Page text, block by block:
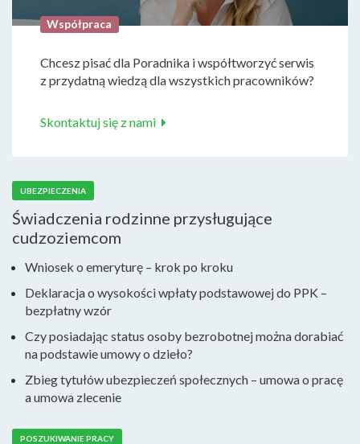
Współpraca
Chcesz pisać dla Poradnika i współtworzyć serwis
z przydatną wiedzą dla wszystkich pracowników?
Skontaktuj się z nami
UBEZPIECZENIA
Świadczenia rodzinne przysługujące
cudzoziemcom
Wniosek o emeryturę – krok po kroku
Deklaracja o wysokości wpłaty podstawowej do PPK –
bezpłatny wzór
Czy posiadając status osoby bezrobotnej można dorabiać
na podstawie umowy o dzieło?
Zbieg tytułów ubezpieczeń społecznych – umowa o pracę
a umowa zlecenie
POSZUKIWANIE PRACY